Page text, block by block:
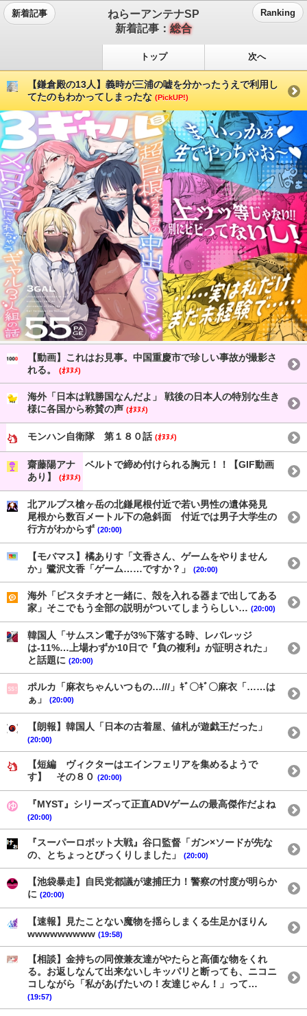
新着記事
ねらーアンテナSP
新着記事：総合
Ranking
トップ 次へ
【鎌倉殿の13人】義時が三浦の嘘を分かったうえで利用し
てたのもわかってしまったな (PickUP!)
【動画】これはお見事。中国重慶市で珍しい事故が撮影さ
れる。
(ｵﾇﾇﾒ)
海外「日本は戦勝国なんだよ」 戦後の日本人の特別な生き
様に各国から称賛の声 (ｵﾇﾇﾒ)
モンハン自衛隊 第１８０話 (ｵﾇﾇﾒ)
齋藤陽アナ ベルトで締め付けられる胸元！！【GIF動画
あり】
(ｵﾇﾇﾒ)
北アルプス槍ヶ岳の北鎌尾根付近で若い男性の遺体発見
尾根から数百メートル下の急斜面 付近では男子大学生の
行方がわからず (20:00)
【モバマス】橘ありす「文香さん、ゲームをやりません
か」鷺沢文香「ゲーム……ですか？」
(20:00)
海外「ピスタチオと一緒に、殻を入れる器まで出してある
家」そこでもう全部の説明がついてしまうらしい… (20:00)
韓国人「サムスン電子が3%下落する時、レバレッジ
は-11%…上場わずか10日で『負の複利』が証明された」
と話題に (20:00)
ポルカ「麻衣ちゃんいつもの…///」ｷﾞ〇ｷﾞ〇麻衣「……は
ぁ」
(20:00)
【朗報】韓国人「日本の古着屋、値札が遊戯王だった」
(20:00)
【短編 ヴィクターはエインフェリアを集めるようで
す】 その８０ (20:00)
『MYST』シリーズって正直ADVゲームの最高傑作だよね
(20:00)
『スーパーロボット大戦』谷口監督「ガン×ソードが先な
の、とちょっとびっくりしました」
(20:00)
【池袋暴走】自民党都議が逮捕圧力！警察の忖度が明らか
に (20:00)
【速報】見たことない魔物を揺らしまくる生足かほりん
wwwwwwwww (19:58)
【相談】金持ちの同僚兼友達がやたらと高価な物をくれ
る。お返しなんて出来ないしキッパリと断っても、ニコニ
コしながら「私があげたいの！友達じゃん！」って…
(19:57)